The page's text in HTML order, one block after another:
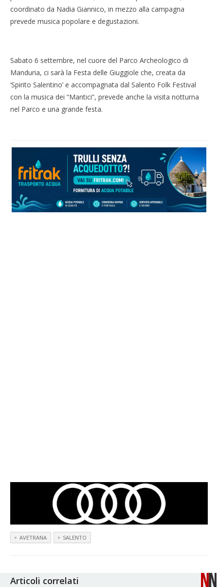
coordinato da Nadia Giannico, in mezzo alla campagna
prevede musica popolare e degustazioni.
Sabato 6 settembre, nel cuore del Parco Archeologico di
Manduria, ci sarà la Festa delle Giuggiole che, creata da
‘Spirito Salentino’ e accompagnata dal Salento Folk Festival
con la musica dei “Mantici”, prevede anche la visita notturna
nel Parco e una grande festa.
AVETRANA SALENTO
Articoli correlati